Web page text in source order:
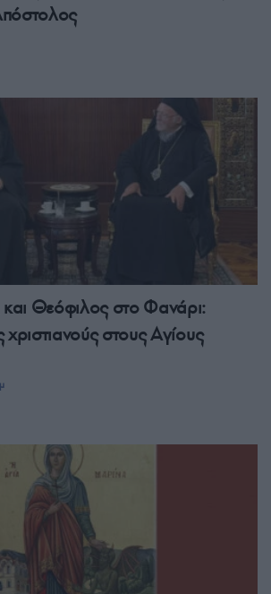
Θεόφιλος στο Φανάρι:
χριστιανούς στους Αγίους